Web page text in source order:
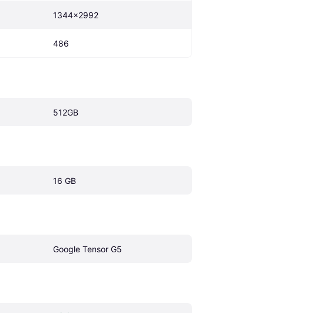
1344x2992
486
512GB
16 GB
Google Tensor G5